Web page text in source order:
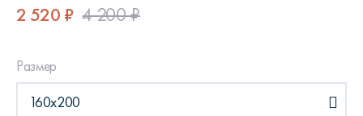
2 520 ₽ 4 200 ₽
Размер
160x200